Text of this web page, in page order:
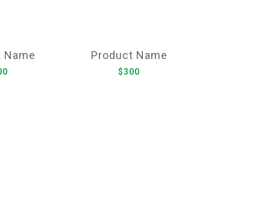
Name Product Name
$300